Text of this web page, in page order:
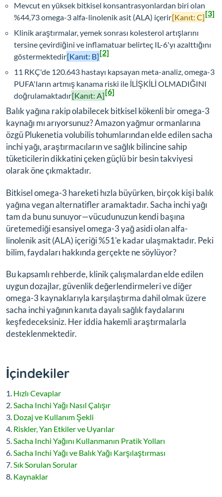
Mevcut en yüksek bitkisel konsantrasyonlardan biri olan
%44,73 omega-3 alfa-linolenik asit (ALA) içerir[Kanıt: C][3]
Klinik araştırmalar, yemek sonrası kolesterol artışlarını
tersine çevirdiğini ve inflamatuar belirteç IL-6'yı azalttığını
göstermektedir[Kanıt: B][2]
11 RKÇ'de 120.643 hastayı kapsayan meta-analiz, omega-3
PUFA'ların artmış kanama riski ile İLİŞKİLİ OLMADIĞINI
doğrulamaktadır[Kanıt: A][6]
Balık yağına rakip olabilecek bitkisel kökenli bir omega-3
kaynağı mı arıyorsunuz? Amazon yağmur ormanlarına
özgüPlukenetia volubilistohumlarından elde edilen sacha
inchi yağı, araştırmacıların ve sağlık bilincine sahip
tüketicilerin dikkatini çeken güçlü bir besin takviyesi
olarak öne çıkmaktadır.
Bitkisel omega-3 hareketi hızla büyürken, birçok kişi balık
yağına vegan alternatifler aramaktadır. Sacha inchi yağı
tam da bunu sunuyor—vücudunuzun kendi başına
üretemediği esansiyel omega-3 yağ asidi olan alfa-
linolenik asit (ALA) içeriği %51'e kadar ulaşmaktadır. Peki
bilim, faydaları hakkında gerçekte ne söylüyor?
Bu kapsamlı rehberde, klinik çalışmalardan elde edilen
uygun dozajlar, güvenlik değerlendirmeleri ve diğer
omega-3 kaynaklarıyla karşılaştırma dahil olmak üzere
sacha inchi yağının kanıta dayalı sağlık faydalarını
keşfedeceksiniz. Her iddia hakemli araştırmalarla
desteklenmektedir.
İçindekiler
Hızlı Cevaplar
Sacha Inchi Yağı Nasıl Çalışır
Dozaj ve Kullanım Şekli
Riskler, Yan Etkiler ve Uyarılar
Sacha Inchi Yağını Kullanmanın Pratik Yolları
Sacha Inchi Yağı ve Balık Yağı Karşılaştırması
Sık Sorulan Sorular
Kaynaklar